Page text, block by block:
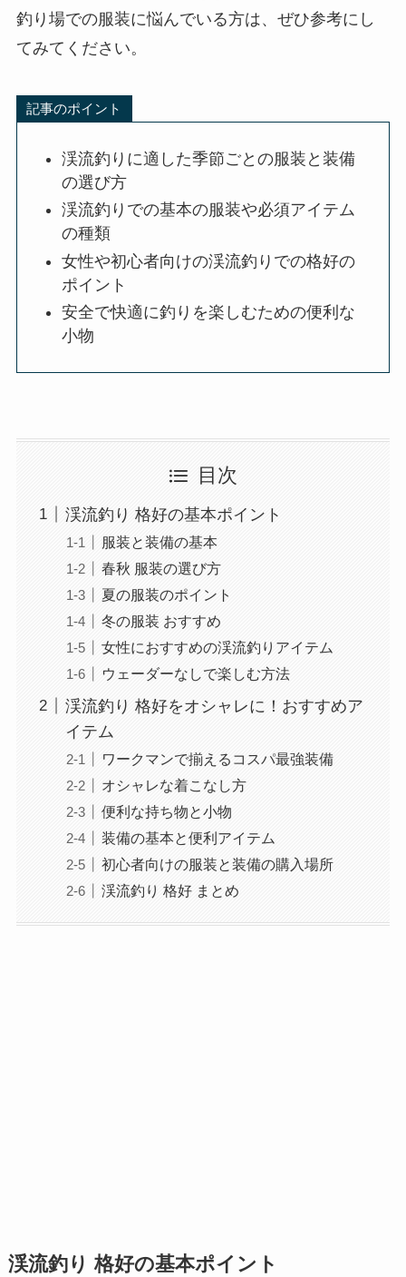
釣り場での服装に悩んでいる方は、ぜひ参考にし
てみてください。
記事のポイント
渓流釣りに適した季節ごとの服装と装備
の選び方
渓流釣りでの基本の服装や必須アイテム
の種類
女性や初心者向けの渓流釣りでの格好の
ポイント
安全で快適に釣りを楽しむための便利な
小物
目次
渓流釣り 格好の基本ポイント
服装と装備の基本
春秋 服装の選び方
夏の服装のポイント
冬の服装 おすすめ
女性におすすめの渓流釣りアイテム
ウェーダーなしで楽しむ方法
渓流釣り 格好をオシャレに！おすすめア
イテム
ワークマンで揃えるコスパ最強装備
オシャレな着こなし方
便利な持ち物と小物
装備の基本と便利アイテム
初心者向けの服装と装備の購入場所
渓流釣り 格好 まとめ
渓流釣り 格好の基本ポイント